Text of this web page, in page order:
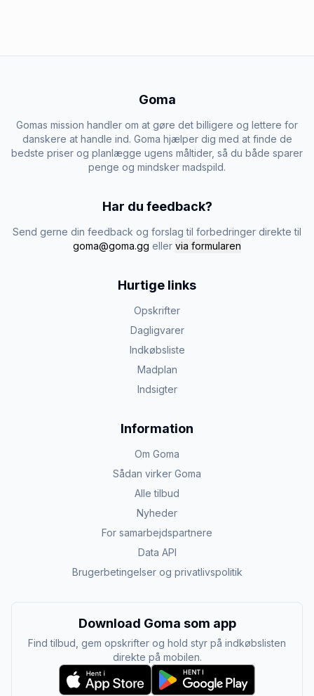
Goma
Gomas mission handler om at gøre det billigere og lettere for
danskere at handle ind. Goma hjælper dig med at finde de
bedste priser og planlægge ugens måltider, så du både sparer
penge og mindsker madspild.
Har du feedback?
Send gerne din feedback og forslag til forbedringer direkte til
goma@goma.gg eller via formularen
Hurtige links
Opskrifter
Dagligvarer
Indkøbsliste
Madplan
Indsigter
Information
Om Goma
Sådan virker Goma
Alle tilbud
Nyheder
For samarbejdspartnere
Data API
Brugerbetingelser og privatlivspolitik
Download Goma som app
Find tilbud, gem opskrifter og hold styr på indkøbslisten
direkte på mobilen.